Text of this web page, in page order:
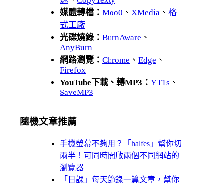
媒體轉檔： Moo0 、 XMedia 、 格
式工廠
光碟燒錄： BurnAware 、
AnyBurn
網路瀏覽： Chrome 、 Edge 、
Firefox
YouTube下載、轉MP3： YT1s 、
SaveMP3
隨機文章推薦
手機螢幕不夠用？「halfes」幫你切
兩半！可同時開啟兩個不同網站的
瀏覽器
「日課」每天節錄一篇文章，幫你